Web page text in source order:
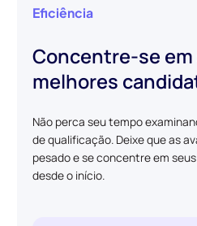
Eficiência
Concentre-se em
melhores
Não perca seu tempo
de qualificação. Deixe que as
pesado e se concentre em
desde o início.